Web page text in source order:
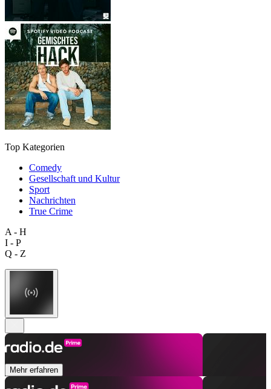
Top Kategorien
Comedy
Gesellschaft und Kultur
Sport
Nachrichten
True Crime
A - H
I - P
Q - Z
Mehr erfahren